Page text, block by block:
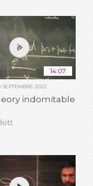
14:07
SEPTEMBRE 2022
indomitable